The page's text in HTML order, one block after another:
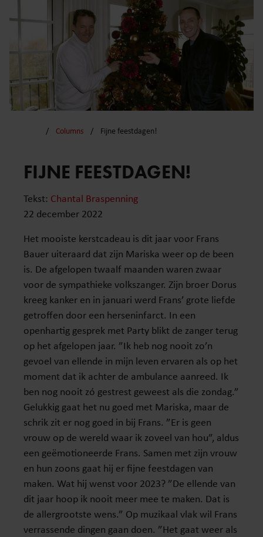
Columns Fijne feestdagen!
FIJNE FEESTDAGEN!
Tekst: Chantal Braspenning
22 december 2022
Het mooiste kerstcadeau is dit jaar voor Frans
Bauer uiteraard dat zijn Mariska weer op de been
is. De afgelopen twaalf maanden waren zwaar
voor de sympathieke volkszanger. Zijn broer Dorus
kreeg kanker en in januari werd Frans’ grote liefde
getroffen door een herseninfarct. In een
openhartig gesprek met Party blikt de zanger terug
op het afgelopen jaar. ”Ik heb nog nooit zo’n
gevoel van ellende in mijn leven ervaren als op het
moment dat ik achter de ambulance aanreed. Ik
ben nog nooit zó gestrest geweest als die zondag.”
Gelukkig gaat het nu goed met Mariska, maar de
schrik zit er nog goed in bij Frans. ”Er is geen
vrouw op de wereld waar ik zoveel van hou”, aldus
een geëmotioneerde Frans. Samen met zijn vrouw
en hun zoons gaat hij er fijne feestdagen van
maken. Wat hij wenst voor 2023? ”De ellende van
dit jaar hoop ik nooit meer mee te maken. Dat is
de allergrootste wens.” Op muzikaal vlak wil Frans
verrassende dingen gaan doen. ”Het gaat weer als